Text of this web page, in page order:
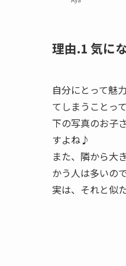
理由.1 気に
自分にとって魅
てしまうことっ
下の写真のお子
すよね♪
また、隣から大
かう人は多いの
実は、それと似